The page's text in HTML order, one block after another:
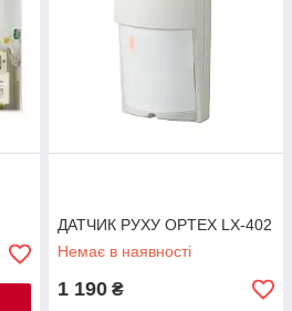
ДАТЧИК РУХУ OPTEX LX-402
Немає в наявності
1 190 ₴